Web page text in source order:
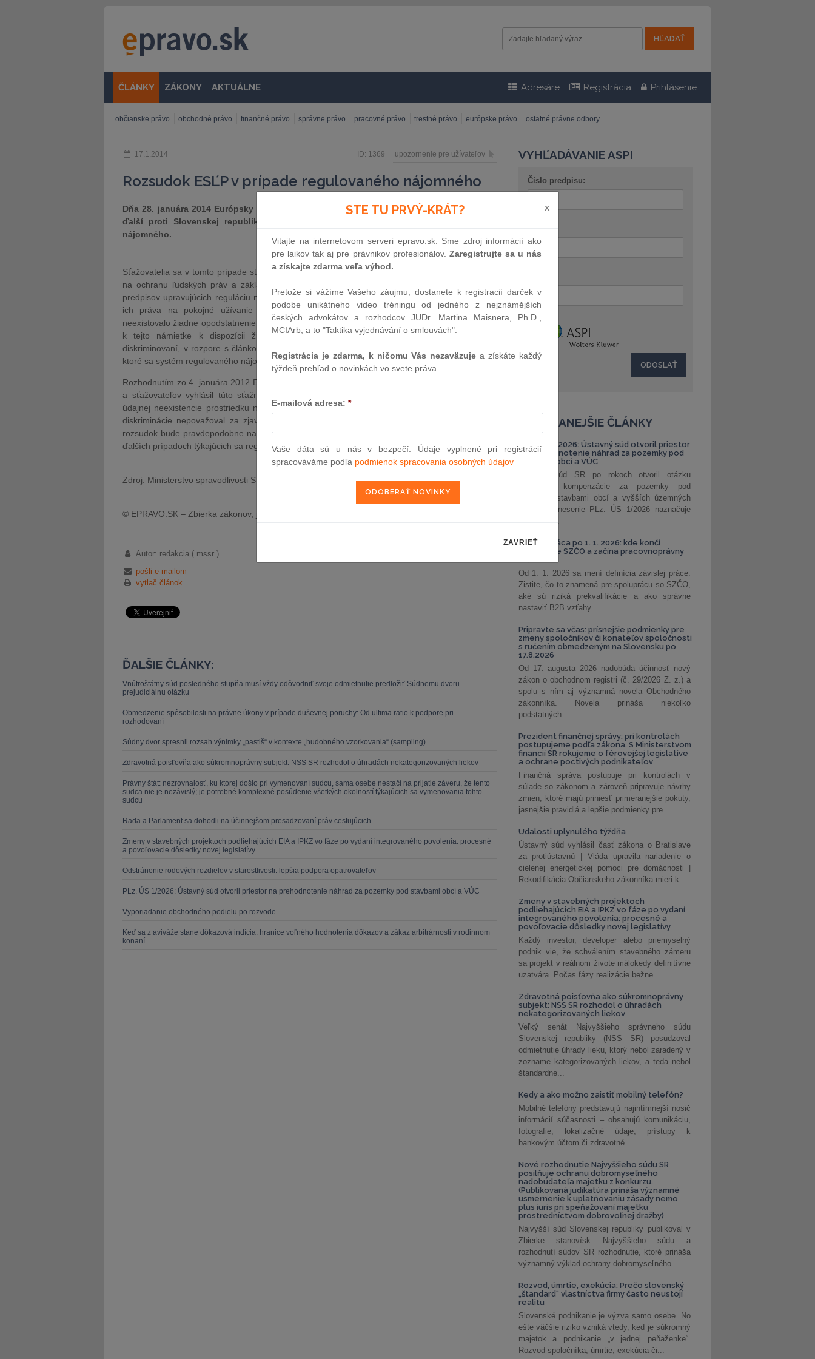
ČLÁNKY ZÁKONY AKTUÁLNE Adresáre Registrácia Prihlásenie
občianske právo obchodné právo finančné právo správne právo pracovné právo trestné právo európske právo ostatné právne odbory
17.1.2014 ID: 1369 upozornenie pre užívateľov
Rozsudok ESĽP v prípade regulovaného nájomného
​Dňa 28. januára 2014 Európsky súd pre ľudské práva vyhlási rozsudok v prípade Bittó a
ďalší proti Slovenskej republike. ​Ide o prvý z prípadov týkajúcich sa regulovaného
nájomného.
Sťažovatelia sa v tomto prípade sťažujú, že ich práva podľa článku 1 Protokolu č. 1 k Dohovoru
na ochranu ľudských práv a základných slobôd boli porušené v dôsledku aplikácie právnych
predpisov upravujúcich reguláciu nájomného na ich majetok. Predovšetkým tvrdia, že zásah do
ich práva na pokojné užívanie majetku na nich uvalil neprimerané bremeno, pre ktoré
neexistovalo žiadne opodstatnenie. Ďalej, že v rozpore s článkom 13 Dohovoru nemali vo vzťahu
k tejto námietke k dispozícii žiaden účinný prostriedok nápravy. Tiež uvádzajú, že sú
diskriminovaní, v rozpore s článkom 14 Dohovoru, v porovnaní s vlastníkmi domov a bytov, na
ktoré sa systém regulovaného nájomného nevzťahuje.
Rozhodnutím zo 4. januára 2012 Európsky súd pre ľudské práva po preskúmaní stanovísk vlády
a sťažovateľov vyhlásil túto sťažnosť za čiastočne prijateľnú. Odmietol námietku týkajúcu sa
údajnej neexistencie prostriedku nápravy. Námietky týkajúce sa porušenia majetkových práv a
diskriminácie nepovažoval za zjavne nepodložené a prijal ich na ďalšie konanie. Očakávaný
rozsudok bude pravdepodobne naznačovať aj rozhodnutia Európskeho súdu pre ľudské práva v
ďalších prípadoch týkajúcich sa regulovaného nájomného.
Zdroj: Ministerstvo spravodlivosti SR
© EPRAVO.SK – Zbierka zákonov, judikatúra, právo |
Autor: redakcia ( mssr )
pošli e-mailom
vytlač článok
ĎALŠIE ČLÁNKY:
Vnútroštátny súd posledného stupňa musí vždy odôvodniť svoje odmietnutie predložiť Súdnemu dvoru
prejudiciálnu otázku
Obmedzenie spôsobilosti na právne úkony v prípade duševnej poruchy: Od ultima ratio k podpore pri
rozhodovaní
Súdny dvor spresnil rozsah výnimky „pastiš“ v kontexte „hudobného vzorkovania“ (sampling)
Zdravotná poisťovňa ako súkromnoprávny subjekt: NSS SR rozhodol o úhradách nekategorizovaných liekov
Právny štát: nezrovnalosť, ku ktorej došlo pri vymenovaní sudcu, sama osebe nestačí na prijatie záveru, že tento
sudca nie je nezávislý; je potrebné komplexné posúdenie všetkých okolností týkajúcich sa vymenovania tohto
sudcu
Rada a Parlament sa dohodli na účinnejšom presadzovaní práv cestujúcich
Zmeny v stavebných projektoch podliehajúcich EIA a IPKZ vo fáze po vydaní integrovaného povolenia: procesné
a povoľovacie dôsledky novej legislatívy
Odstránenie rodových rozdielov v starostlivosti: lepšia podpora opatrovateľov
PLz. ÚS 1/2026: Ústavný súd otvoril priestor na prehodnotenie náhrad za pozemky pod stavbami obcí a VÚC
Vyporiadanie obchodného podielu po rozvode
Keď sa z aviváže stane dôkazová indícia: hranice voľného hodnotenia dôkazov a zákaz arbitrárnosti v rodinnom
konaní
VYHĽADÁVANIE ASPI
Číslo predpisu:
NAJČÍTANEJŠIE ČLÁNKY
PLz. ÚS 1/2026: Ústavný súd otvoril priestor
na prehodnotenie náhrad za pozemky pod
stavbami obcí a VÚC
Ústavný súd SR po rokoch otvoril otázku
primeranej kompenzácie za pozemky pod
verejnými stavbami obcí a vyšších územných
celkov. Uznesenie PLz. ÚS 1/2026 naznačuje
odklon od...
Závislá práca po 1. 1. 2026: kde končí
podnikanie SZČO a začína pracovnoprávny
Od 1. 1. 2026 sa mení definícia závislej práce.
Zistite, čo to znamená pre spoluprácu so SZČO,
aké sú riziká prekvalifikácie a ako správne
nastaviť B2B vzťahy.
Pripravte sa včas: prísnejšie podmienky pre
zmeny spoločníkov či konateľov spoločnosti
s ručením obmedzeným na Slovensku po
17.8.2026
Od 17. augusta 2026 nadobúda účinnosť nový
zákon o obchodnom registri (č. 29/2026 Z. z.) a
spolu s ním aj významná novela Obchodného
zákonníka. Novela prináša niekoľko
podstatných...
Prezident finančnej správy: pri kontrolách
postupujeme podľa zákona. S Ministerstvom
financií SR rokujeme o férovejšej legislatíve
a ochrane poctivých podnikateľov
Finančná správa postupuje pri kontrolách v
súlade so zákonom a zároveň pripravuje návrhy
zmien, ktoré majú priniesť primeranejšie pokuty,
jasnejšie pravidlá a lepšie podmienky pre...
Udalosti uplynulého týždňa
Ústavný súd vyhlásil časť zákona o Bratislave
za protiústavnú | Vláda upravila nariadenie o
cielenej energetickej pomoci pre domácnosti |
Rekodifikácia Občianskeho zákonníka mieri k...
Zmeny v stavebných projektoch
podliehajúcich EIA a IPKZ vo fáze po vydaní
integrovaného povolenia: procesné a
povoľovacie dôsledky novej legislatívy
Každý investor, developer alebo priemyselný
podnik vie, že schválením stavebného zámeru
sa projekt v reálnom živote málokedy definitívne
uzatvára. Počas fázy realizácie bežne...
Zdravotná poisťovňa ako súkromnoprávny
subjekt: NSS SR rozhodol o úhradách
nekategorizovaných liekov
Veľký senát Najvyššieho správneho súdu
Slovenskej republiky (NSS SR) posudzoval
odmietnutie úhrady lieku, ktorý nebol zaradený v
zozname kategorizovaných liekov, a teda nebol
štandardne...
Kedy a ako možno zaistiť mobilný telefón?
Mobilné telefóny predstavujú najintímnejší nosič
informácií súčasnosti – obsahujú komunikáciu,
fotografie, lokalizačné údaje, prístupy k
bankovým účtom či zdravotné...
Nové rozhodnutie Najvyššieho súdu SR
posilňuje ochranu dobromyseľného
nadobúdateľa majetku z konkurzu.
(Publikovaná judikatúra prináša významné
usmernenie k uplatňovaniu zásady nemo
plus iuris pri speňažovaní majetku
prostredníctvom dobrovoľnej dražby)
Najvyšší súd Slovenskej republiky publikoval v
Zbierke stanovísk Najvyššieho súdu a
rozhodnutí súdov SR rozhodnutie, ktoré prináša
významný výklad ochrany dobromyseľného...
Rozvod, úmrtie, exekúcia: Prečo slovenský
„štandard“ vlastníctva firmy často neustojí
realitu
Slovenské podnikanie je výzva samo osebe. No
ešte väčšie riziko vzniká vtedy, keď je súkromný
majetok a podnikanie „v jednej peňaženke“.
Rozvod spoločníka, úmrtie, exekúcia či...
STE TU PRVÝ-KRÁT? x
Vitajte na internetovom serveri epravo.sk. Sme zdroj informácií ako
pre laikov tak aj pre právnikov profesionálov. Zaregistrujte sa u nás
a získajte zdarma veľa výhod.
Pretože si vážíme Vašeho záujmu, dostanete k registracií darček v
podobe unikátneho video tréningu od jedného z nejznámějších
českých advokátov a rozhodcov JUDr. Martina Maisnera, Ph.D.,
MCIArb, a to "Taktika vyjednávání o smlouvách".
Registrácia je zdarma, k ničomu Vás nezaväzuje a získáte každý
týždeň prehľad o novinkách vo svete práva.
E-mailová adresa: *
Vaše dáta sú u nás v bezpečí. Údaje vyplnené pri registrácií
spracováváme podľa podmienok spracovania osobných údajov
ZAVRIEŤ